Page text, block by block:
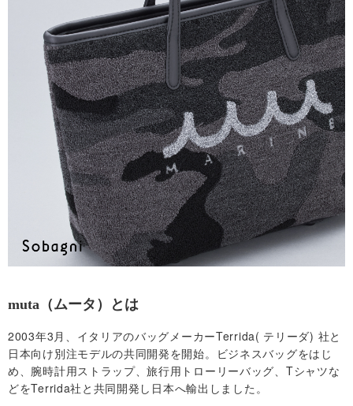
カ
ト
サ
muta（ムータ）とは
2003年3月、イタリアのバッグメーカーTerrida( テリーダ) 社と
日本向け別注モデルの共同開発を開始。ビジネスバッグをはじ
め、腕時計用ストラップ、旅行用トローリーバッグ、Tシャツな
どをTerrida社と共同開発し日本へ輸出しました。